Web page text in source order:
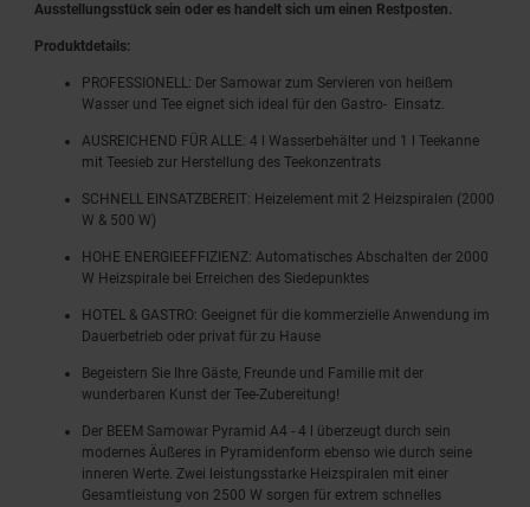
Ausstellungsstück sein oder es handelt sich um einen Restposten.
Produktdetails:
PROFESSIONELL: Der Samowar zum Servieren von heißem
Wasser und Tee eignet sich ideal für den Gastro- Einsatz.
AUSREICHEND FÜR ALLE: 4 l Wasserbehälter und 1 l Teekanne
mit Teesieb zur Herstellung des Teekonzentrats
SCHNELL EINSATZBEREIT: Heizelement mit 2 Heizspiralen (2000
W & 500 W)
HOHE ENERGIEEFFIZIENZ: Automatisches Abschalten der 2000
W Heizspirale bei Erreichen des Siedepunktes
HOTEL & GASTRO: Geeignet für die kommerzielle Anwendung im
Dauerbetrieb oder privat für zu Hause
Begeistern Sie Ihre Gäste, Freunde und Familie mit der
wunderbaren Kunst der Tee-Zubereitung!
Der BEEM Samowar Pyramid A4 - 4 l überzeugt durch sein
modernes Äußeres in Pyramidenform ebenso wie durch seine
inneren Werte. Zwei leistungsstarke Heizspiralen mit einer
Gesamtleistung von 2500 W sorgen für extrem schnelles